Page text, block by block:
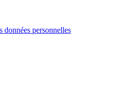
données personnelles